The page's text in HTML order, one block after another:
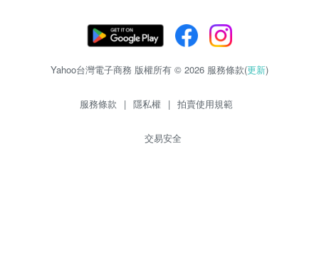
Yahoo台灣電子商務 版權所有 © 2026 服務條款(更新)
服務條款 | 隱私權 | 拍賣使用規範
交易安全